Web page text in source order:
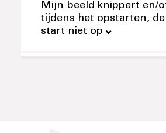
Mijn beeld knippert en/
tijdens het opstarten,
start niet op